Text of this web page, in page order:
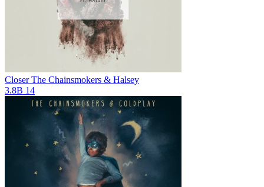
Closer The Chainsmokers & Halsey
3.8B 14